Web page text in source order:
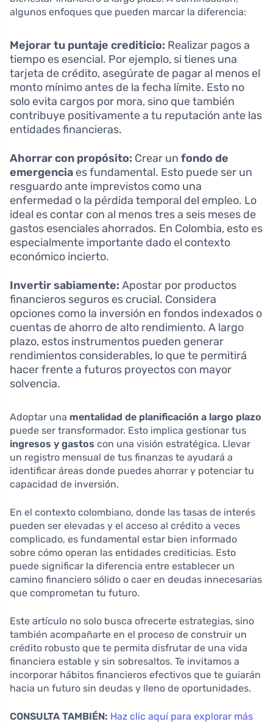
algunos enfoques que pueden marcar la diferencia:
Mejorar tu puntaje crediticio: Realizar pagos a
tiempo es esencial. Por ejemplo, si tienes una
tarjeta de crédito, asegúrate de pagar al menos el
monto mínimo antes de la fecha límite. Esto no
solo evita cargos por mora, sino que también
contribuye positivamente a tu reputación ante las
entidades financieras.
Ahorrar con propósito: Crear un fondo de
emergencia es fundamental. Esto puede ser un
resguardo ante imprevistos como una
enfermedad o la pérdida temporal del empleo. Lo
ideal es contar con al menos tres a seis meses de
gastos esenciales ahorrados. En Colombia, esto es
especialmente importante dado el contexto
económico incierto.
Invertir sabiamente: Apostar por productos
financieros seguros es crucial. Considera
opciones como la inversión en fondos indexados o
cuentas de ahorro de alto rendimiento. A largo
plazo, estos instrumentos pueden generar
rendimientos considerables, lo que te permitirá
hacer frente a futuros proyectos con mayor
solvencia.
Adoptar una mentalidad de planificación a largo plazo
puede ser transformador. Esto implica gestionar tus
ingresos y gastos con una visión estratégica. Llevar
un registro mensual de tus finanzas te ayudará a
identificar áreas donde puedes ahorrar y potenciar tu
capacidad de inversión.
En el contexto colombiano, donde las tasas de interés
pueden ser elevadas y el acceso al crédito a veces
complicado, es fundamental estar bien informado
sobre cómo operan las entidades crediticias. Esto
puede significar la diferencia entre establecer un
camino financiero sólido o caer en deudas innecesarias
que comprometan tu futuro.
Este artículo no solo busca ofrecerte estrategias, sino
también acompañarte en el proceso de construir un
crédito robusto que te permita disfrutar de una vida
financiera estable y sin sobresaltos. Te invitamos a
incorporar hábitos financieros efectivos que te guiarán
hacia un futuro sin deudas y lleno de oportunidades.
CONSULTA TAMBIÉN: Haz clic aquí para explorar más